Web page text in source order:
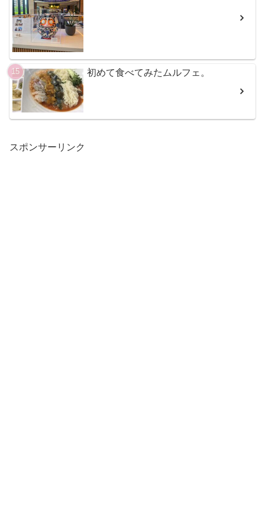
初めて食べてみたムルフェ。
スポンサーリンク